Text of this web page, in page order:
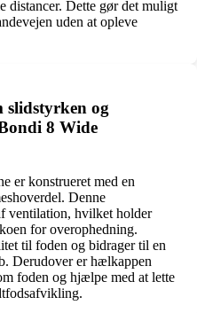
distancer. Dette gør det muligt
uden at opleve
og
8 Wide
er konstrueret med en
Denne
ventilation, hvilket holder
for overophedning.
til foden og bidrager til en
Derudover er hælkappen
foden og hjælpe med at lette